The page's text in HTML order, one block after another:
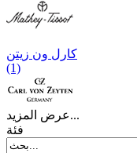
کارل ون زیتن
(1)
عرض المزيد...
فئة